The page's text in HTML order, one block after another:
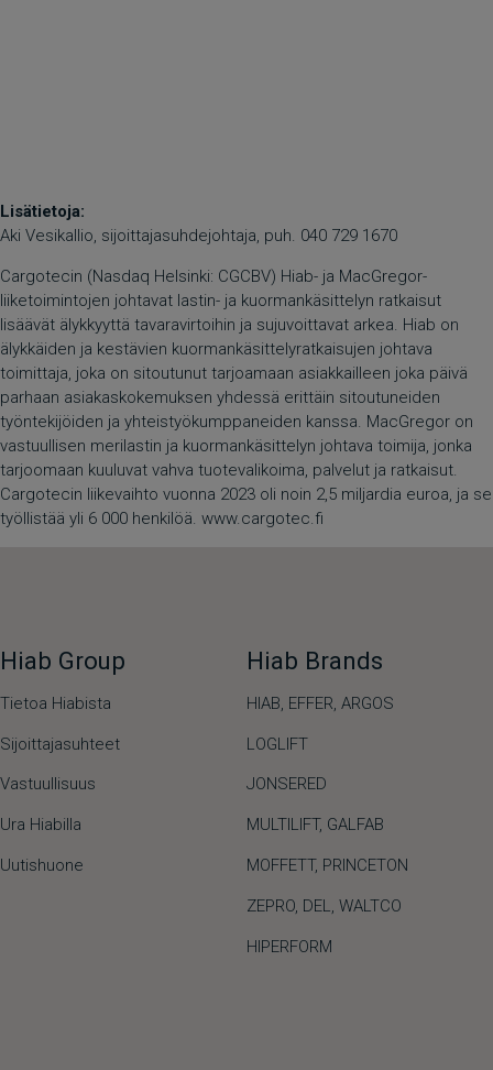
Lisätietoja:
Aki Vesikallio, sijoittajasuhdejohtaja, puh. 040 729 1670
Cargotecin (Nasdaq Helsinki: CGCBV) Hiab- ja MacGregor-
liiketoimintojen johtavat lastin- ja kuormankäsittelyn ratkaisut
lisäävät älykkyyttä tavaravirtoihin ja sujuvoittavat arkea. Hiab on
älykkäiden ja kestävien kuormankäsittelyratkaisujen johtava
toimittaja, joka on sitoutunut tarjoamaan asiakkailleen joka päivä
parhaan asiakaskokemuksen yhdessä erittäin sitoutuneiden
työntekijöiden ja yhteistyökumppaneiden kanssa. MacGregor on
vastuullisen merilastin ja kuormankäsittelyn johtava toimija, jonka
tarjoomaan kuuluvat vahva tuotevalikoima, palvelut ja ratkaisut.
Cargotecin liikevaihto vuonna 2023 oli noin 2,5 miljardia euroa, ja se
työllistää yli 6 000 henkilöä. www.cargotec.fi
Hiab Group
Tietoa Hiabista
Sijoittajasuhteet
Vastuullisuus
Ura Hiabilla
Uutishuone
Hiab Brands
HIAB, EFFER, ARGOS
LOGLIFT
JONSERED
MULTILIFT, GALFAB
MOFFETT, PRINCETON
ZEPRO, DEL, WALTCO
HIPERFORM